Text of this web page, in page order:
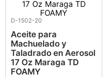
D-1502-20
Aceite para
Machuelado y
Taladrado en Aerosol
17 Oz Maraga TD
FOAMY